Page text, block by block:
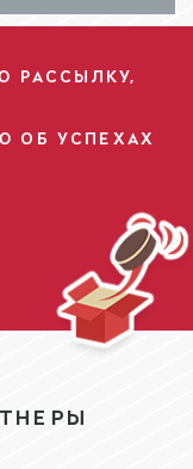
РАССЫЛКУ,
ОБ УСПЕХАХ